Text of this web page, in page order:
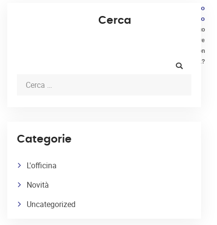
Articolo
successivo
Il tuo
climatizzatore
auto non
raffredda?
Cerca
Categorie
L'officina
Novità
Uncategorized